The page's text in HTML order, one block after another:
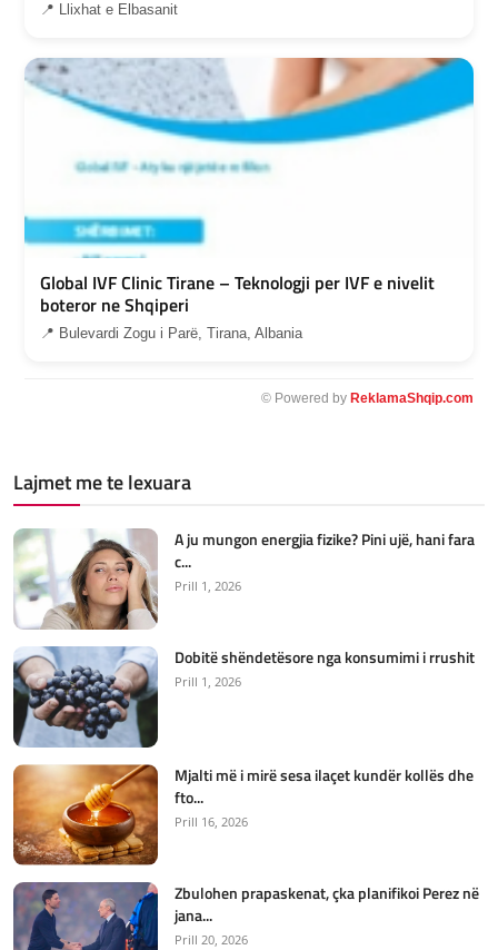
📍 Llixhat e Elbasanit
Global IVF Clinic Tirane – Teknologji per IVF e nivelit
boteror ne Shqiperi
📍 Bulevardi Zogu i Parë, Tirana, Albania
© Powered by ReklamaShqip.com
Lajmet me te lexuara
A ju mungon energjia fizike? Pini ujë, hani fara
c...
Prill 1, 2026
Dobitë shëndetësore nga konsumimi i rrushit
Prill 1, 2026
Mjalti më i mirë sesa ilaçet kundër kollës dhe
fto...
Prill 16, 2026
Zbulohen prapaskenat, çka planifikoi Perez në
jana...
Prill 20, 2026